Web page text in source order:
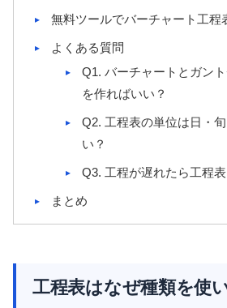
無料ツールでバーチャート工程
よくある質問
Q1. バーチャートとガン
を作ればいい？
Q2. 工程表の単位は日・
い？
Q3. 工程が遅れたら工程
まとめ
工程表はなぜ種類を使